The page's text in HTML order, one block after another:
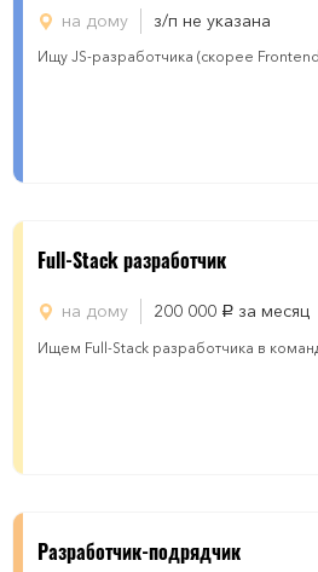
на дому з/п не указана
Ищу JS-разработчика (скорее
Full-Stack разработчик
на дому 200 000 руб. за месяц
Ищем Full-Stack разработчика в
Разработчик-подрядчик